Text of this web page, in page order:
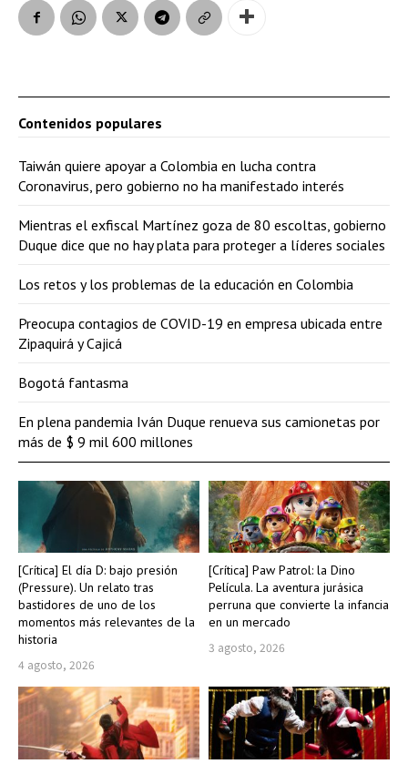
[Crítica] El día D: bajo presión
(Pressure). Un relato tras
bastidores de uno de los
momentos más relevantes de la
historia
4 agosto, 2026
[Crítica] Paw Patrol: la Dino
Película. La aventura jurásica
perruna que convierte la infancia
en un mercado
3 agosto, 2026
Contenidos populares
Taiwán quiere apoyar a Colombia en lucha contra
Coronavirus, pero gobierno no ha manifestado interés
Mientras el exfiscal Martínez goza de 80 escoltas, gobierno
Duque dice que no hay plata para proteger a líderes sociales
Los retos y los problemas de la educación en Colombia
Preocupa contagios de COVID-19 en empresa ubicada entre
Zipaquirá y Cajicá
Bogotá fantasma
En plena pandemia Iván Duque renueva sus camionetas por
más de $ 9 mil 600 millones